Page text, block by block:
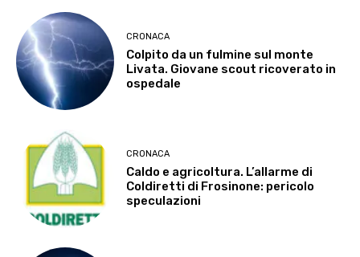
CRONACA
Colpito da un fulmine sul monte
Livata. Giovane scout ricoverato in
ospedale
CRONACA
Caldo e agricoltura. L’allarme di
Coldiretti di Frosinone: pericolo
speculazioni